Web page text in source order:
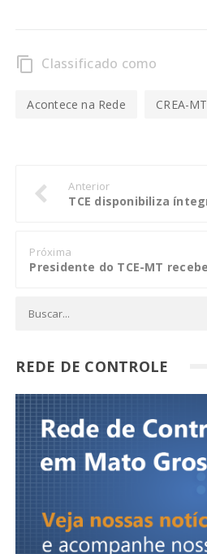
content_copy Classificado como
Acontece na Rede CREA-MT
Anterior
Próxima
REDE DE CONTROLE